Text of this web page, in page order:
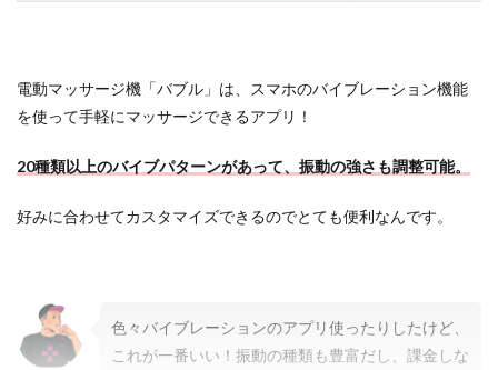
電動マッサージ機「バブル」は、スマホのバイブレーション機能
を使って手軽にマッサージできるアプリ！
20種類以上のバイブパターンがあって、振動の強さも調整可能。
好みに合わせてカスタマイズできるのでとても便利なんです。
色々バイブレーションのアプリ使ったりしたけど、
これが一番いい！振動の種類も豊富だし、課金しな